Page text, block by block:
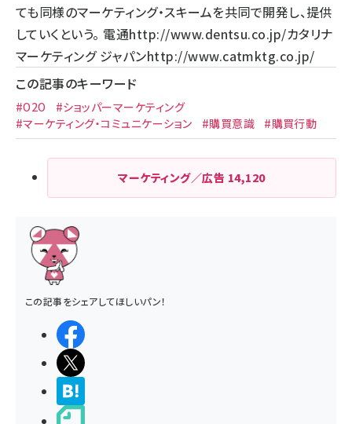
ても同様のマーケティング・スキームを共同で開発し、提供
していくという。 電通http://www.dentsu.co.jp/カタリナ
マーケティング ジャパンhttp://www.catmktg.co.jp/
この記事のキーワード
#O2O
#ショッパーマーケティング
#マーケティング・コミュニケーション
#購買意識 #購買行動
マーケティング／広告 14,120
この記事をシェアしてほしいパン！